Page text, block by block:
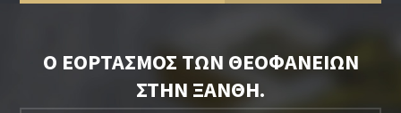
Ο ΕΟΡΤΑΣΜΟΣ ΤΩΝ ΘΕΟΦΑΝΕΙΩΝ
ΣΤΗΝ ΞΑΝΘΗ.